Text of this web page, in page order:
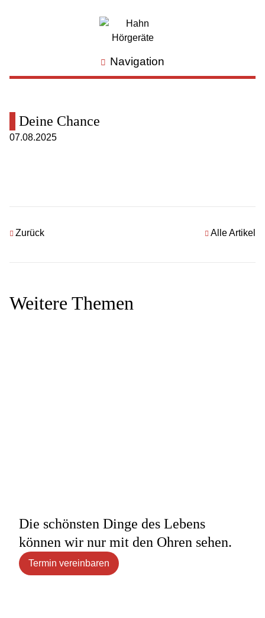
Navigation
Deine Chance
07.08.2025
Zurück Alle Artikel
Weitere Themen
Die schönsten Dinge des Lebens
können wir nur mit den Ohren sehen.
Termin vereinbaren